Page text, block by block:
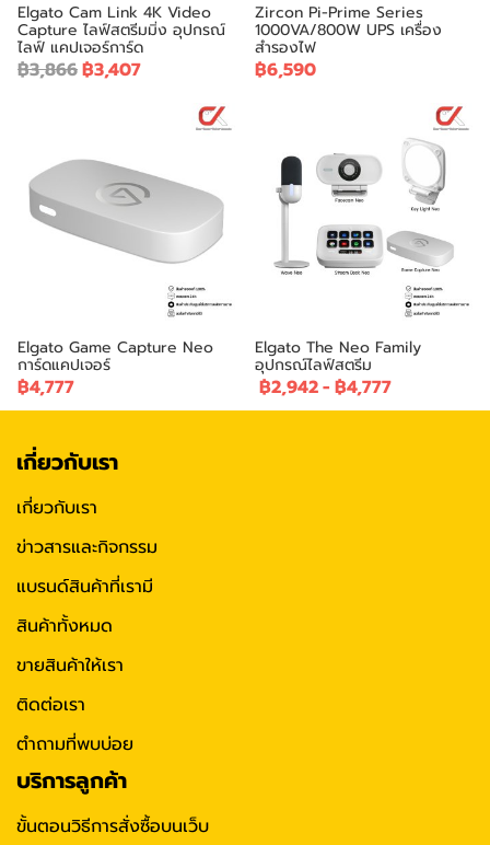
Elgato Cam Link 4K Video
Capture ไลฟ์สตรีมมิ่ง อุปกรณ์
ไลฟ์ แคปเจอร์การ์ด
฿3,866฿3,407
Zircon Pi-Prime Series
1000VA/800W UPS เครื่อง
สำรองไฟ
฿6,590
Elgato Game Capture Neo
การ์ดแคปเจอร์
฿4,777
Elgato The Neo Family
อุปกรณ์ไลฟ์สตรีม
฿2,942- ฿4,777
เกี่ยวกับเรา
เกี่ยวกับเรา
ข่าวสารและกิจกรรม
แบรนด์สินค้าที่เรามี
สินค้าทั้งหมด
ขายสินค้าให้เรา
ติดต่อเรา
ตำถามที่พบบ่อย
บริการลูกค้า
ขั้นตอนวิธีการสั่งซื้อบนเว็บ